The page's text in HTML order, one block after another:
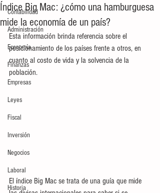
Contabilidad
Administración
Economía
Finanzas
Empresas
Leyes
Fiscal
Inversión
Negocios
Laboral
Historia
Índice Big Mac: ¿cómo una hamburguesa
mide la economía de un país?
Esta información brinda referencia sobre el
posicionamiento de los países frente a otros, en
cuanto al costo de vida y la solvencia de la
población.
El índice Big Mac se trata de una guía que mide